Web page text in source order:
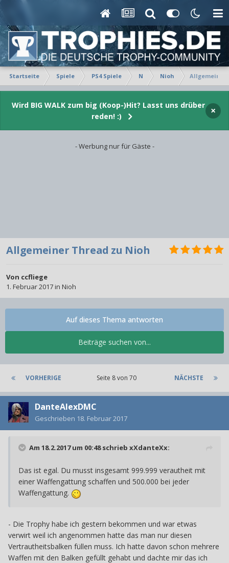
Startseite Spiele PS4 Spiele N Nioh Allgemeiner
Wird BIG WALK zum big (Koop-)Hit? Lasst uns drüber
reden! :)
×
- Werbung nur für Gäste -
Allgemeiner Thread zu Nioh
Von ccfliege
1. Februar 2017in Nioh
Beiträge suchen von...
Auf dieses Thema antworten
VORHERIGE NÄCHSTE
Seite 8 von 70
DanteAlexDMC
Geschrieben 18. Februar 2017
Am 18.2.2017 um 00:48 schrieb xXdanteXx:
Das ist egal. Du musst insgesamt 999.999 verautheit mit
einer Waffengattung schaffen und 500.000 bei jeder
Waffengattung.
- Die Trophy habe ich gestern bekommen und war etwas
verwirt weil ich angenommen hatte das man nur diesen
Vertrautheitsbalken füllen muss. Ich hatte davon schon mehrere
Waffen mit den Balken gefüllt gehabt und dachte mir das ich